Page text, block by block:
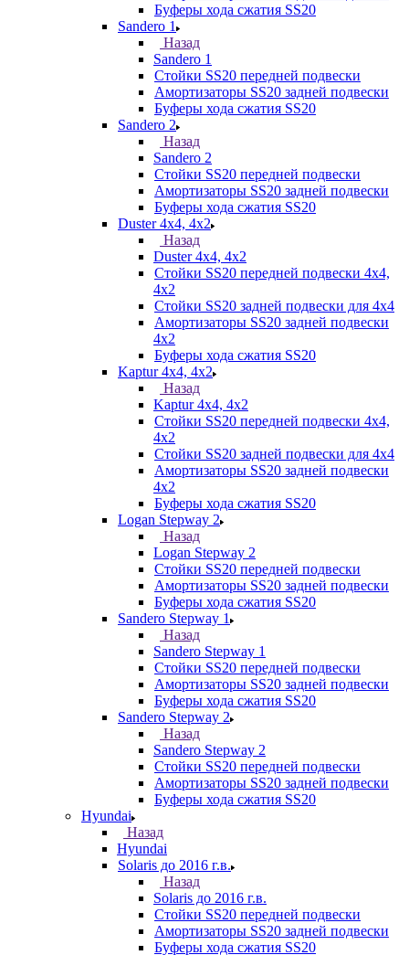
Буферы хода сжатия SS20
Sandero 1
Назад
Sandero 1
Стойки SS20 передней подвески
Амортизаторы SS20 задней подвески
Буферы хода сжатия SS20
Sandero 2
Назад
Sandero 2
Стойки SS20 передней подвески
Амортизаторы SS20 задней подвески
Буферы хода сжатия SS20
Duster 4х4, 4x2
Назад
Duster 4х4, 4x2
Стойки SS20 передней подвески 4х4,
4x2
Стойки SS20 задней подвески для 4х4
Амортизаторы SS20 задней подвески
4х2
Буферы хода сжатия SS20
Kaptur 4х4, 4х2
Назад
Kaptur 4х4, 4х2
Стойки SS20 передней подвески 4х4,
4x2
Стойки SS20 задней подвески для 4х4
Амортизаторы SS20 задней подвески
4х2
Буферы хода сжатия SS20
Logan Stepway 2
Назад
Logan Stepway 2
Стойки SS20 передней подвески
Амортизаторы SS20 задней подвески
Буферы хода сжатия SS20
Sandero Stepway 1
Назад
Sandero Stepway 1
Стойки SS20 передней подвески
Амортизаторы SS20 задней подвески
Буферы хода сжатия SS20
Sandero Stepway 2
Назад
Sandero Stepway 2
Стойки SS20 передней подвески
Амортизаторы SS20 задней подвески
Буферы хода сжатия SS20
Hyundai
Назад
Hyundai
Solaris до 2016 г.в.
Назад
Solaris до 2016 г.в.
Стойки SS20 передней подвески
Амортизаторы SS20 задней подвески
Буферы хода сжатия SS20